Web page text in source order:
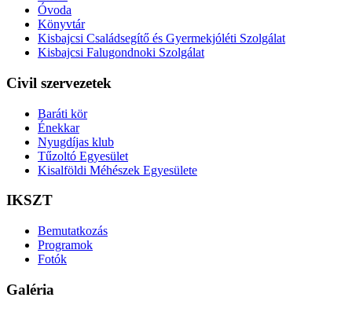
Óvoda
Könyvtár
Kisbajcsi Családsegítő és Gyermekjóléti Szolgálat
Kisbajcsi Falugondnoki Szolgálat
Civil szervezetek
Baráti kör
Énekkar
Nyugdíjas klub
Tűzoltó Egyesület
Kisalföldi Méhészek Egyesülete
IKSZT
Bemutatkozás
Programok
Fotók
Galéria